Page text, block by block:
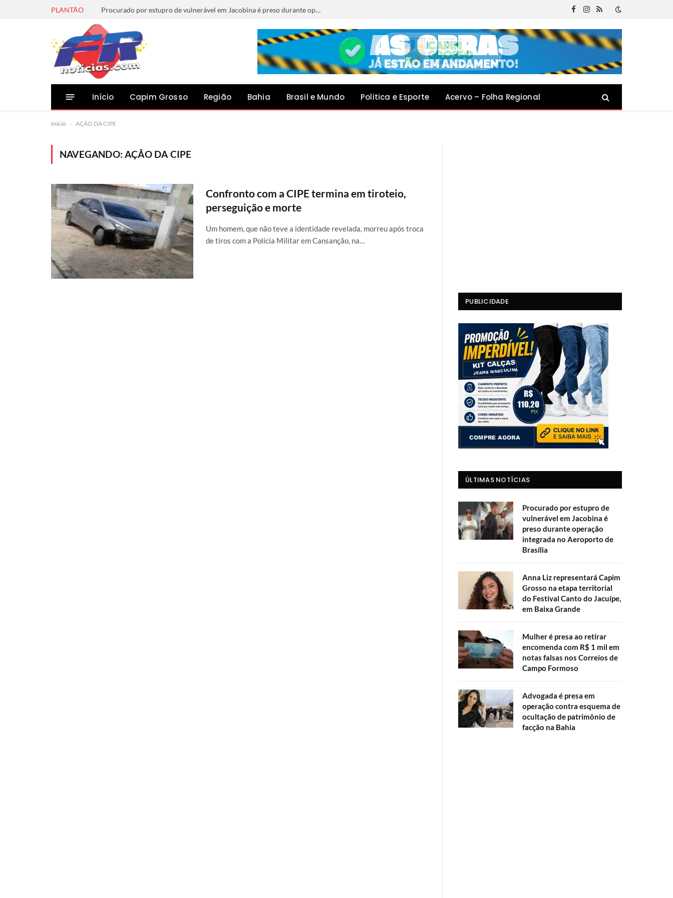
PLANTÃO Procurado por estupro de vulnerável em Jacobina é preso durante operação integrada no Aeroporto de Brasília
Facebook
Instagram
RSS
Início Capim Grosso Região Bahia Brasil e Mundo Politica e Esporte Acervo – Folha Regional
Início - AÇÃO DA CIPE
NAVEGANDO:AÇÃO DA CIPE
Confronto com a CIPE termina em tiroteio,
perseguição e morte
Um homem, que não teve a identidade revelada, morreu após troca
de tiros com a Polícia Militar em Cansanção, na…
PUBLICIDADE
ÚLTIMAS NOTÍCIAS
Procurado por estupro de
vulnerável em Jacobina é
preso durante operação
integrada no Aeroporto de
Brasília
Anna Liz representará Capim
Grosso na etapa territorial
do Festival Canto do Jacuípe,
em Baixa Grande
Mulher é presa ao retirar
encomenda com R$ 1 mil em
notas falsas nos Correios de
Campo Formoso
Advogada é presa em
operação contra esquema de
ocultação de patrimônio de
facção na Bahia